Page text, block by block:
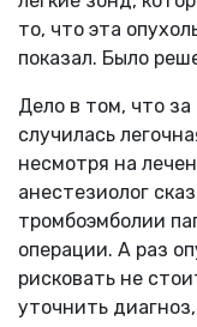
то, что эта
показал. Было
Дело в том, что за
случилась
несмотря на
анестезиолог
тромбоэмболии
операции. А раз
рисковать не
уточнить